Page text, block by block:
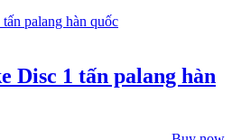
Disc 1 tấn palang hàn